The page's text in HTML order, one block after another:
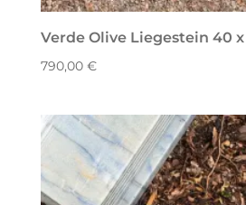
Verde Olive Liegestein 40
790,00 €